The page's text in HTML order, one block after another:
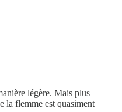
légère. Mais plus
la flemme est quasiment